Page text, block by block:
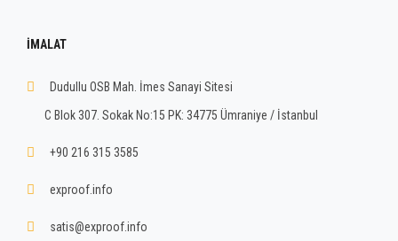
İMALAT
Dudullu OSB Mah. İmes Sanayi Sitesi
C Blok 307. Sokak No:15 PK: 34775 Ümraniye / İstanbul
+90 216 315 3585
exproof.info
satis@exproof.info